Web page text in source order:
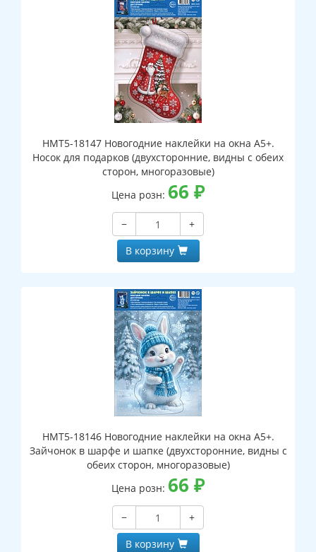
НМТ5-18147 Новогодние наклейки на окна А5+.
Носок для подарков (двухсторонние, видны с обеих
сторон, многоразовые)
Цена розн: 66 ₽
−
+
В корзину
НМТ5-18146 Новогодние наклейки на окна А5+.
Зайчонок в шарфе и шапке (двухсторонние, видны с
обеих сторон, многоразовые)
Цена розн: 66 ₽
−
+
В корзину